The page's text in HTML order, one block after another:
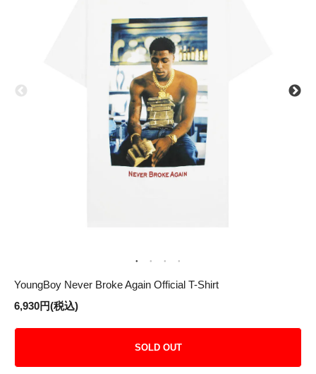
YoungBoy Never Broke Again Official T-Shirt
6,930円(税込)
SOLD OUT